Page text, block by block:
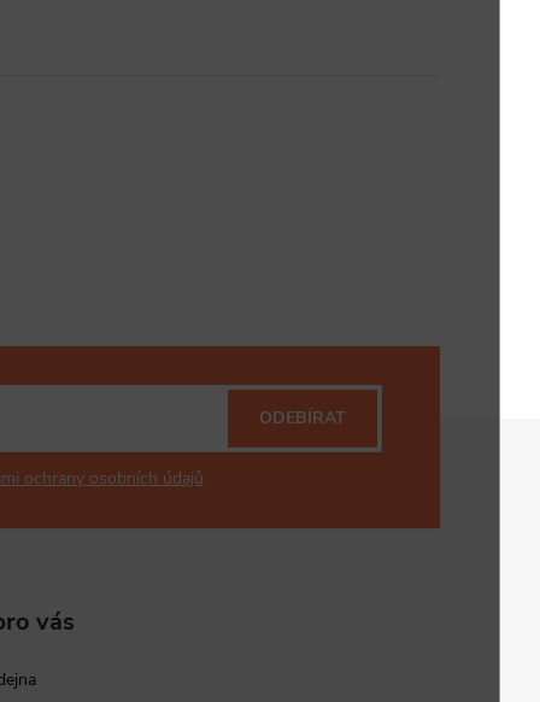
ochrany osobních údajů
ODEBÍRAT
vás